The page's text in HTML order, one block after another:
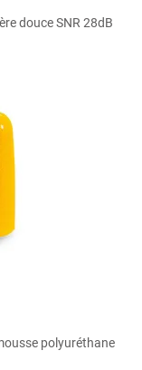
douce SNR 28dB
polyuréthane